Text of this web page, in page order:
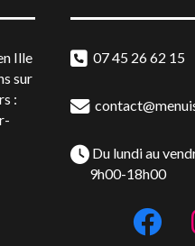
Ille
sur
:
07 45 26 62 15
Du lundi au
9h00-18h00